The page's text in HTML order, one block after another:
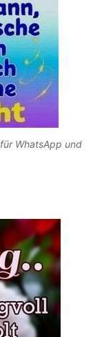
WhatsApp und